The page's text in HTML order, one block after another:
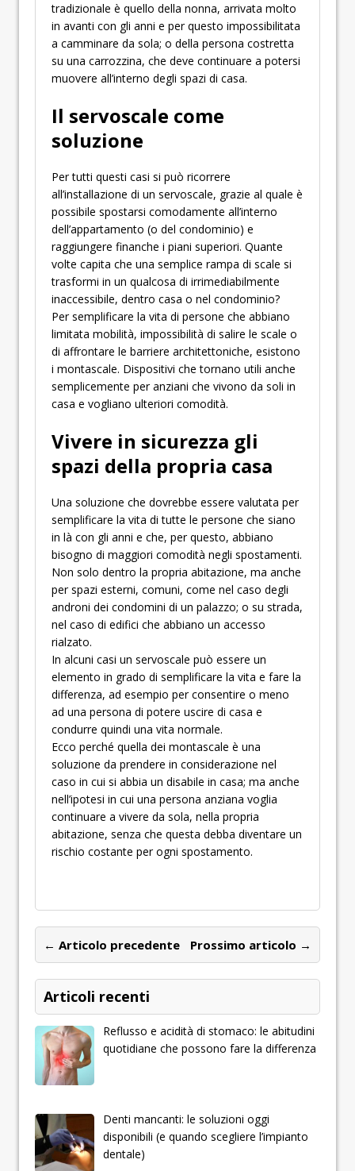
tradizionale è quello della nonna, arrivata molto
in avanti con gli anni e per questo impossibilitata
a camminare da sola; o della persona costretta
su una carrozzina, che deve continuare a potersi
muovere all’interno degli spazi di casa.
Il servoscale come
soluzione
Per tutti questi casi si può ricorrere
all’installazione di un servoscale, grazie al quale è
possibile spostarsi comodamente all’interno
dell’appartamento (o del condominio) e
raggiungere finanche i piani superiori. Quante
volte capita che una semplice rampa di scale si
trasformi in un qualcosa di irrimediabilmente
inaccessibile, dentro casa o nel condominio?
Per semplificare la vita di persone che abbiano
limitata mobilità, impossibilità di salire le scale o
di affrontare le barriere architettoniche, esistono
i montascale. Dispositivi che tornano utili anche
semplicemente per anziani che vivono da soli in
casa e vogliano ulteriori comodità.
Vivere in sicurezza gli
spazi della propria casa
Una soluzione che dovrebbe essere valutata per
semplificare la vita di tutte le persone che siano
in là con gli anni e che, per questo, abbiano
bisogno di maggiori comodità negli spostamenti.
Non solo dentro la propria abitazione, ma anche
per spazi esterni, comuni, come nel caso degli
androni dei condomini di un palazzo; o su strada,
nel caso di edifici che abbiano un accesso
rialzato.
In alcuni casi un servoscale può essere un
elemento in grado di semplificare la vita e fare la
differenza, ad esempio per consentire o meno
ad una persona di potere uscire di casa e
condurre quindi una vita normale.
Ecco perché quella dei montascale è una
soluzione da prendere in considerazione nel
caso in cui si abbia un disabile in casa; ma anche
nell’ipotesi in cui una persona anziana voglia
continuare a vivere da sola, nella propria
abitazione, senza che questa debba diventare un
rischio costante per ogni spostamento.
← Articolo precedente Prossimo articolo →
Articoli recenti
Reflusso e acidità di stomaco: le abitudini
quotidiane che possono fare la differenza
Denti mancanti: le soluzioni oggi
disponibili (e quando scegliere l’impianto
dentale)